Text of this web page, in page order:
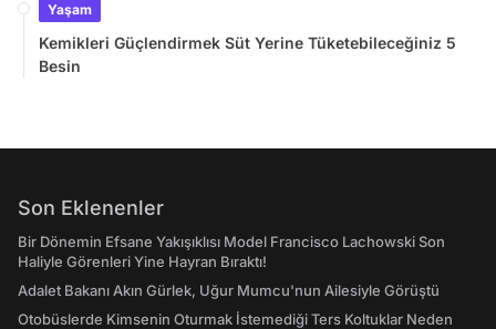
Yaşam
Kemikleri Güçlendirmek Süt Yerine Tüketebileceğiniz 5
Besin
Son Eklenenler
Bir Dönemin Efsane Yakışıklısı Model Francisco Lachowski Son
Haliyle Görenleri Yine Hayran Bıraktı!
Adalet Bakanı Akın Gürlek, Uğur Mumcu'nun Ailesiyle Görüştü
Otobüslerde Kimsenin Oturmak İstemediği Ters Koltuklar Neden